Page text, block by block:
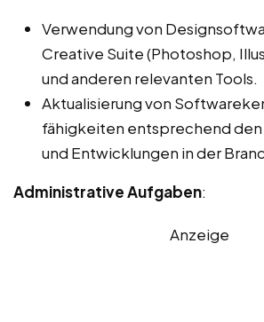
Verwendung von
Creative Suite (Photoshop,
und anderen relevanten Tools.
Aktualisierung von
fähigkeiten entsprechend
und Entwicklungen in der
Administrative Aufgaben:
Anzeige